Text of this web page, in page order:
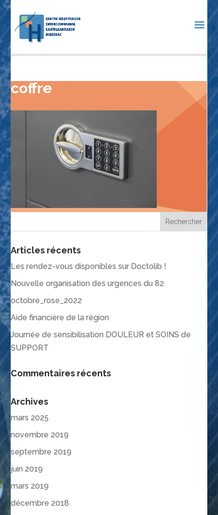
coffre
Articles récents
Les rendez-vous disponibles sur Doctolib !
Nouvelle organisation des urgences du 82
octobre_rose_2022
Aide financière de la région
Journée de sensibilisation DOULEUR et SOINS de
SUPPORT
Commentaires récents
Archives
mars 2025
novembre 2019
septembre 2019
juin 2019
mars 2019
décembre 2018